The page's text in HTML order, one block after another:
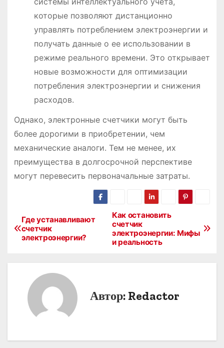
которые позволяют дистанционно
управлять потреблением электроэнергии и
получать данные о ее использовании в
режиме реального времени. Это открывает
новые возможности для оптимизации
потребления электроэнергии и снижения
расходов.
Однако, электронные счетчики могут быть
более дорогими в приобретении, чем
механические аналоги. Тем не менее, их
преимущества в долгосрочной перспективе
могут перевесить первоначальные затраты.
Н
ц
Как остановить
счетчик
электроэнергии: Мифы
и реальность
Где устанавливают
счетчик
электроэнергии?
Автор: Redactor